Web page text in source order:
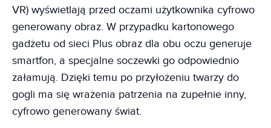
VR) wyświetlają przed oczami użytkownika cyfrowo
generowany obraz. W przypadku kartonowego
gadżetu od sieci Plus obraz dla obu oczu generuje
smartfon, a specjalne soczewki go odpowiednio
załamują. Dzięki temu po przyłożeniu twarzy do
gogli ma się wrażenia patrzenia na zupełnie inny,
cyfrowo generowany świat.